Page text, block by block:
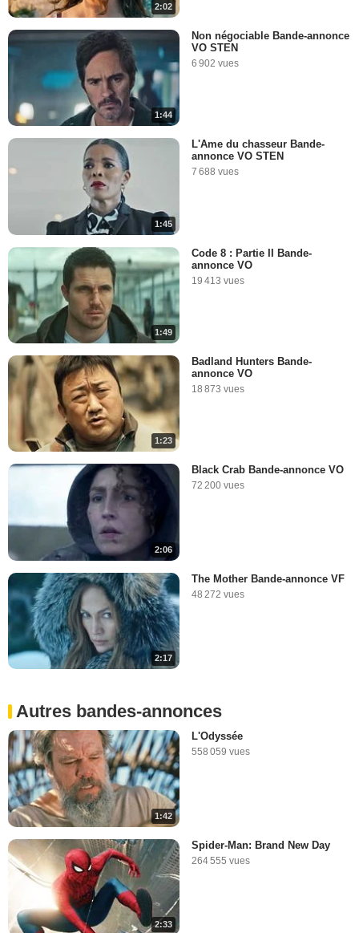
2:02
1:44
Non négociable Bande-annonce
VO STEN
6 902 vues
1:45
L'Ame du chasseur Bande-
annonce VO STEN
7 688 vues
1:49
Code 8 : Partie II Bande-
annonce VO
19 413 vues
1:23
Badland Hunters Bande-
annonce VO
18 873 vues
2:06
Black Crab Bande-annonce VO
72 200 vues
2:17
The Mother Bande-annonce VF
48 272 vues
Autres bandes-annonces
1:42
L'Odyssée
558 059 vues
2:33
Spider-Man: Brand New Day
264 555 vues